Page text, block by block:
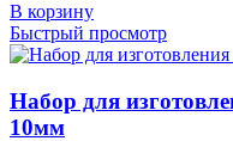
В корзину
Быстрый просмотр
Набор для
10мм